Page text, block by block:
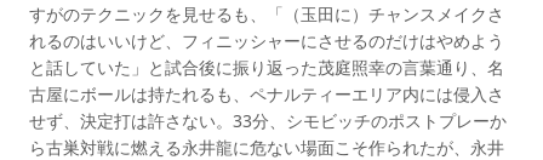
すがのテクニックを見せるも、「（玉田に）チャンスメイクさ
れるのはいいけど、フィニッシャーにさせるのだけはやめよう
と話していた」と試合後に振り返った茂庭照幸の言葉通り、名
古屋にボールは持たれるも、ペナルティーエリア内には侵入さ
せず、決定打は許さない。33分、シモビッチのポストプレーか
ら古巣対戦に燃える永井龍に危ない場面こそ作られたが、永井